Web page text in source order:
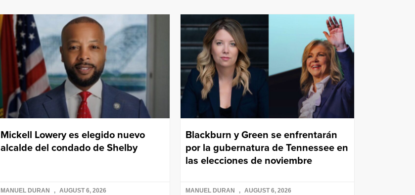
Mickell Lowery es elegido nuevo
alcalde del condado de Shelby
MANUEL DURAN AUGUST 6, 2026
Blackburn y Green se enfrentarán
por la gubernatura de Tennessee en
las elecciones de noviembre
MANUEL DURAN AUGUST 6, 2026